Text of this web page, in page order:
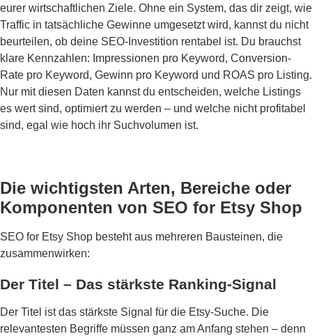
eurer wirtschaftlichen Ziele. Ohne ein System, das dir zeigt, wie
Traffic in tatsächliche Gewinne umgesetzt wird, kannst du nicht
beurteilen, ob deine SEO-Investition rentabel ist. Du brauchst
klare Kennzahlen: Impressionen pro Keyword, Conversion-
Rate pro Keyword, Gewinn pro Keyword und ROAS pro Listing.
Nur mit diesen Daten kannst du entscheiden, welche Listings
es wert sind, optimiert zu werden – und welche nicht profitabel
sind, egal wie hoch ihr Suchvolumen ist.
Die wichtigsten Arten, Bereiche oder
Komponenten von SEO for Etsy Shop
SEO for Etsy Shop besteht aus mehreren Bausteinen, die
zusammenwirken:
Der Titel – Das stärkste Ranking-Signal
Der Titel ist das stärkste Signal für die Etsy-Suche. Die
relevantesten Begriffe müssen ganz am Anfang stehen – denn